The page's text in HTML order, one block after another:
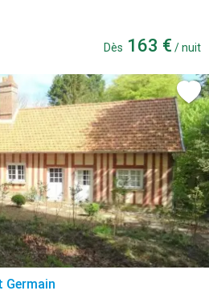
Dès 163 € / nuit
Germain